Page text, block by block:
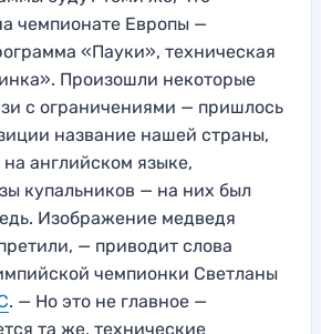
чемпионате Европы —
«Пауки», техническая
Произошли некоторые
с ограничениями — пришлось
название нашей страны,
на английском языке,
купальников — на них был
Изображение медведя
— приводит слова
чемпионки Светланы
. — Но это не главное —
та же, технические